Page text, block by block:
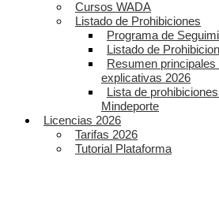
Cursos WADA
Listado de Prohibiciones
Programa de
Listado de
Resumen
explicativas 2026
Lista de
Mindeporte
Licencias 2026
Tarifas 2026
Tutorial Plataforma